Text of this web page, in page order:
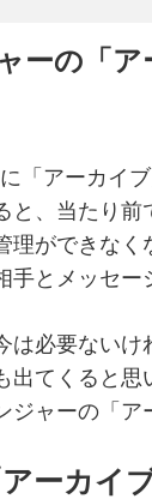
ーの「ア
「アーカイ
と、当たり
理ができな
手とメッセ
は必要ない
てくると思
ャーの「ア
ーカイ